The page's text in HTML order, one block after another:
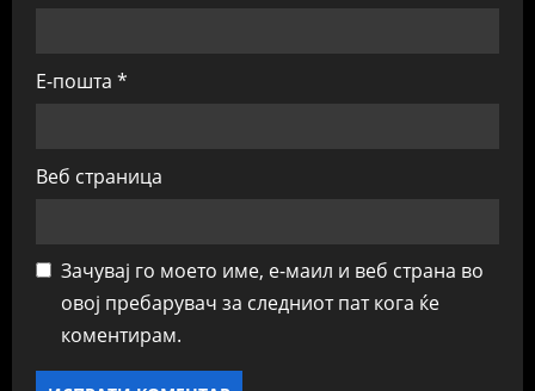
Е-пошта *
Веб страница
Зачувај го моето име, е-маил и веб страна во
овој пребарувач за следниот пат кога ќе
коментирам.